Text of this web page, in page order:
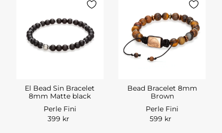
El Bead Sin Bracelet
8mm Matte black
Perle Fini
399 kr
Bead Bracelet 8mm
Brown
Perle Fini
599 kr